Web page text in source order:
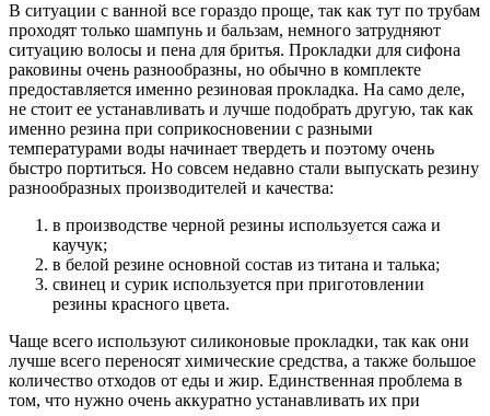
В ситуации с ванной все гораздо проще, так как тут по трубам
проходят только шампунь и бальзам, немного затрудняют
ситуацию волосы и пена для бритья. Прокладки для сифона
раковины очень разнообразны, но обычно в комплекте
предоставляется именно резиновая прокладка. На само деле,
не стоит ее устанавливать и лучше подобрать другую, так как
именно резина при соприкосновении с разными
температурами воды начинает твердеть и поэтому очень
быстро портиться. Но совсем недавно стали выпускать резину
разнообразных производителей и качества:
в производстве черной резины используется сажа и
каучук;
в белой резине основной состав из титана и талька;
свинец и сурик используется при приготовлении
резины красного цвета.
Чаще всего используют силиконовые прокладки, так как они
лучше всего переносят химические средства, а также большое
количество отходов от еды и жир. Единственная проблема в
том, что нужно очень аккуратно устанавливать их при